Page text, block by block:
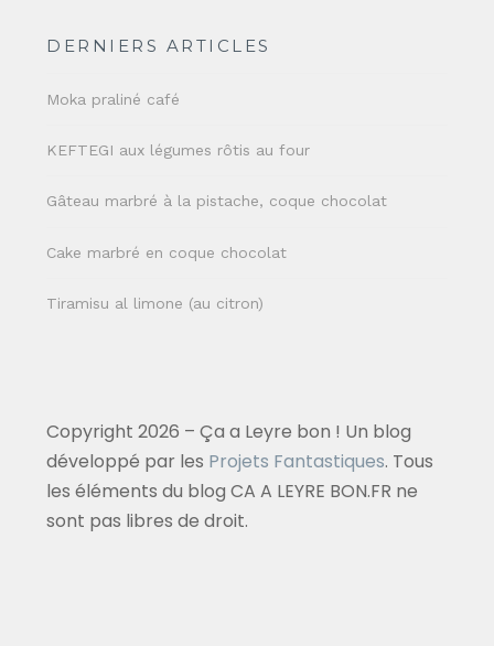
DERNIERS ARTICLES
Moka praliné café
KEFTEGI aux légumes rôtis au four
Gâteau marbré à la pistache, coque chocolat
Cake marbré en coque chocolat
Tiramisu al limone (au citron)
Copyright 2026 – Ça a Leyre bon ! Un blog
développé par les Projets Fantastiques. Tous
les éléments du blog CA A LEYRE BON.FR ne
sont pas libres de droit.